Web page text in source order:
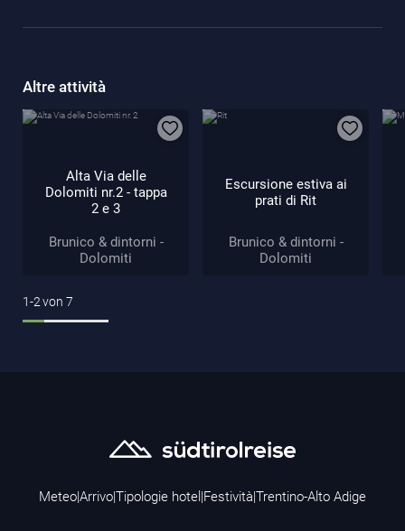
Altre attività
Alta Via delle
Dolomiti nr.2 - tappa
2 e 3
Brunico & dintorni -
Dolomiti
Escursione estiva ai
prati di Rit
Brunico & dintorni -
Dolomiti
1-2von 7
Meteo|Arrivo|Tipologie hotel |Festività|Trentino-Alto Adige